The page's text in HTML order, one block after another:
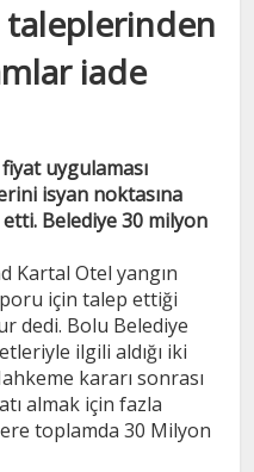
taleplerinden
iade
uygulaması
isyan noktasına
Belediye 30 milyon
Kartal Otel yangın
için talep ettiği
dedi. Bolu Belediye
ilgili aldığı iki
kararı sonrası
almak için fazla
toplamda 30 Milyon